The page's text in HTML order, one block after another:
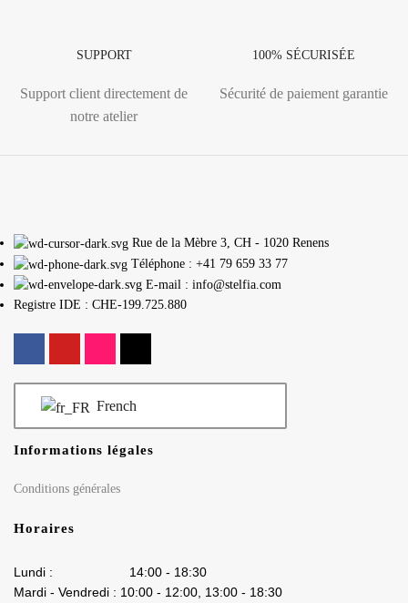
SUPPORT
Support client directement de
notre atelier
100% SÉCURISÉE
Sécurité de paiement garantie
Rue de la Mèbre 3, CH - 1020 Renens
Téléphone : +41 79 659 33 77
E-mail : info@stelfia.com
Registre IDE : CHE-199.725.880
French
Informations légales
Conditions générales
Horaires
Lundi : 14:00 - 18:30
Mardi - Vendredi : 10:00 - 12:00, 13:00 - 18:30